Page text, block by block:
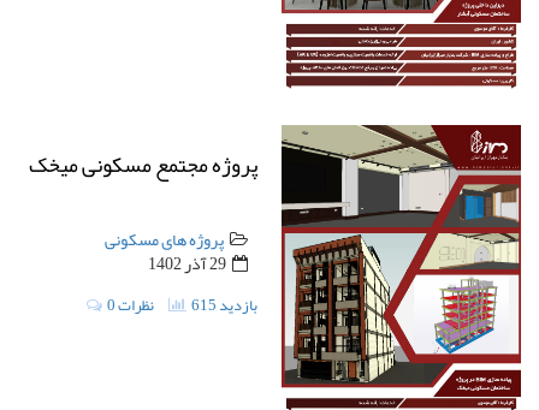
پروژه مجتمع مسکونی میخک
پروژه های مسکونی
29 آذر 1402
0 نظرات 615 بازدید